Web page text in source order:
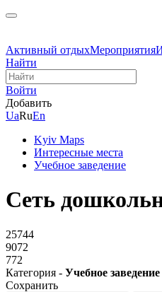
Активный отдыхМероприятия
Найти
Войти
Добавить
UaRuEn
Kyiv Maps
Интересные места
Учебное заведение
Сеть
25744
9072
772
Категория - Учебное заведение
Сохранить